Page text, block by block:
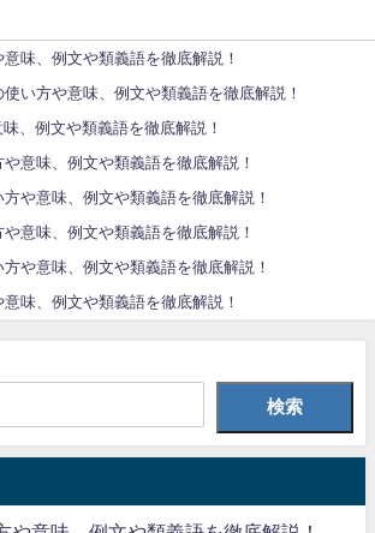
意味、例文や類義語を徹底解説！
使い方や意味、例文や類義語を徹底解説！
、例文や類義語を徹底解説！
や意味、例文や類義語を徹底解説！
方や意味、例文や類義語を徹底解説！
や意味、例文や類義語を徹底解説！
方や意味、例文や類義語を徹底解説！
意味、例文や類義語を徹底解説！
検索